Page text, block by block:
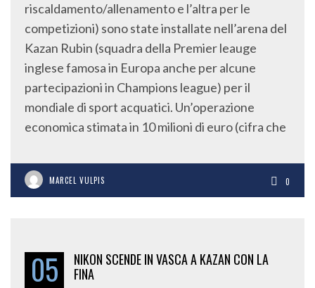
riscaldamento/allenamento e l’altra per le
competizioni) sono state installate nell’arena del
Kazan Rubin (squadra della Premier leauge
inglese famosa in Europa anche per alcune
partecipazioni in Champions league) per il
mondiale di sport acquatici. Un’operazione
economica stimata in 10 milioni di euro (cifra che
MARCEL VULPIS 0
05
NIKON SCENDE IN VASCA A KAZAN CON LA
FINA